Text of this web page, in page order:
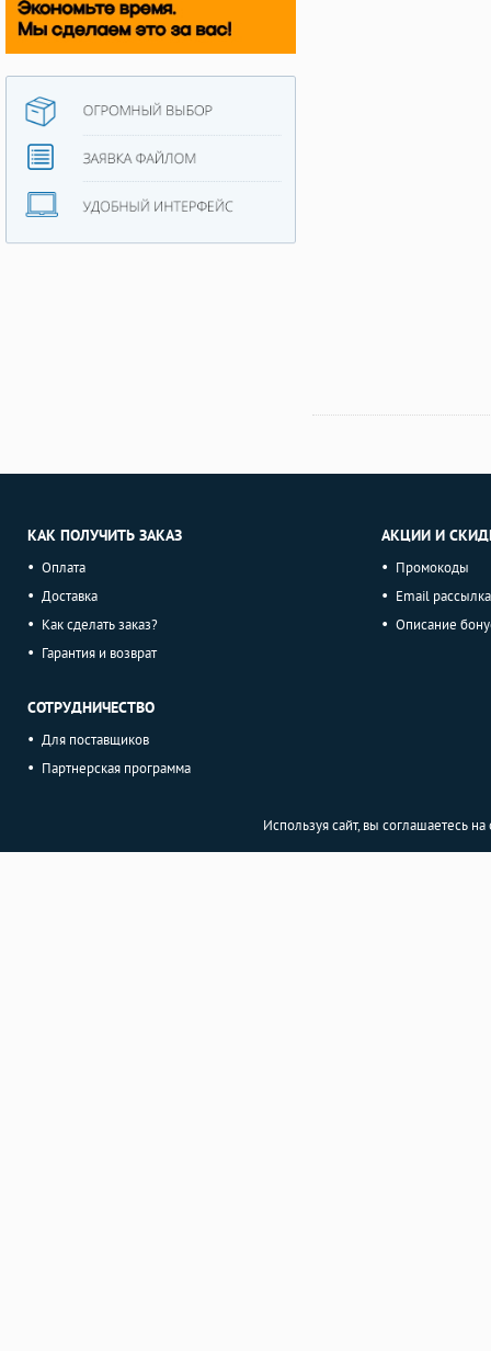
КАК ПОЛУЧИТЬ ЗАКАЗ
Оплата
Доставка
Как сделать заказ?
Гарантия и возврат
СОТРУДНИЧЕСТВО
Для поставщиков
Партнерская программа
АКЦИИ И
Промокоды
Email рассылка
Описание
Используя сайт, вы соглашаетесь